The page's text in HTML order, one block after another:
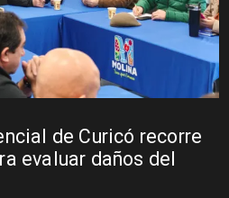
de Curicó recorre
evaluar daños del